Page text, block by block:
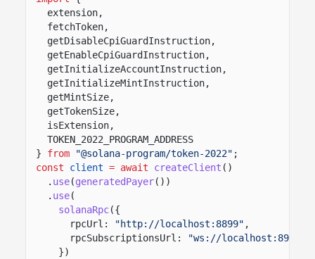
extension,
fetchToken,
getDisableCpiGuardInstruction,
getEnableCpiGuardInstruction,
getInitializeAccountInstruction,
getInitializeMintInstruction,
getMintSize,
getTokenSize,
isExtension,
TOKEN_2022_PROGRAM_ADDRESS
}
from "@solana-program/token-2022" ;
const
client = await createClient ()
. use(generatedPayer())
. use(
solanaRpc({
rpcUrl:
"http://localhost:8899" ,
rpcSubscriptionsUrl:
"ws://localhost:8900"
})